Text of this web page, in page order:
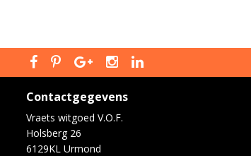
Contactgegevens
Vraets witgoed V.O.F.
Holsberg 26
6129KL Urmond